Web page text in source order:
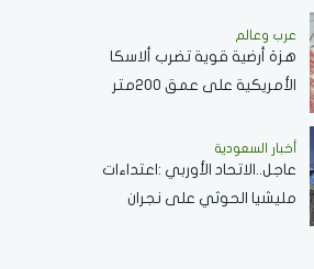
عرب وعالم
هزة أرضية قوية تضرب ألاسكا
الأمريكية على عمق 200متر
أخبار السعودية
عاجل..الاتحاد الأوربي :اعتداءات
مليشيا الحوثي على نجران